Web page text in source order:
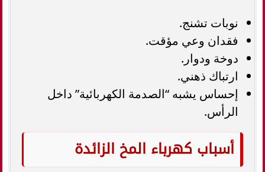
نوبات تشنج.
فقدان وعي مؤقت.
دوخة ودوار.
ارتباك ذهني.
إحساس يشبه “الصدمة الكهربائية” داخل
الرأس.
أسباب كهرباء المخ الزائدة